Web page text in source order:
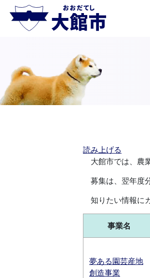
読み上げる
大館市では、農
募集は、翌年度
知りたい情報に
事業名
夢ある園芸産地
創造事業